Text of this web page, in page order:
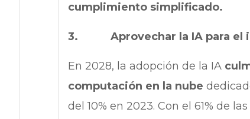
cumplimiento simplificado.
3. Aprovechar la IA para el
En 2028, la adopción de la IA
computación en la nube
del 10% en 2023. Con el 61% de